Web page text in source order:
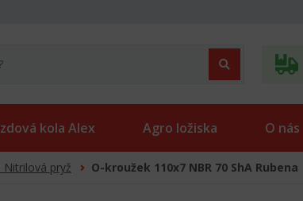
kola Alex Agro ložiska O nás
Nitrilová pryž O-kroužek 110x7 NBR 70 ShA Rubena